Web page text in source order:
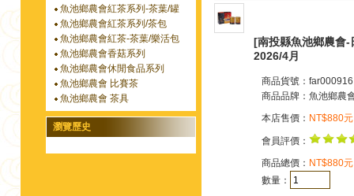
魚池鄉農會紅茶系列-茶葉/罐
魚池鄉農會紅茶系列/茶包
魚池鄉農會紅茶-茶葉/樂活包
魚池鄉農會香菇系列
魚池鄉農會休閒食品系列
魚池鄉農會 比賽茶
魚池鄉農會 茶具
瀏覽歷史
[南投縣魚池鄉農會-
2026/4月
商品貨號：far000916
商品品牌： 魚池鄉農
本店售價： NT$880元
會員評價：
商品總價： NT$880元
數量：